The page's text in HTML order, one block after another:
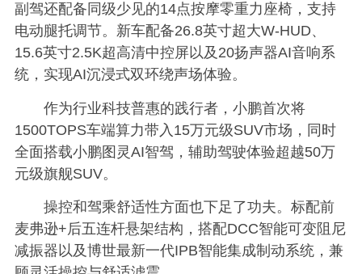
副驾还配备同级少见的14点按摩零重力座椅，支持
电动腿托调节。 新车配备26.8英寸超大W-HUD、
15.6英寸2.5K超高清中控屏以及20扬声器AI音响系
统，实现AI沉浸式双环绕声场体验。
作为行业科技普惠的践行者，小鹏首次将
1500TOPS车端算力带入15万元级SUV市场，同时
全面搭载小鹏图灵AI智驾，辅助驾驶体验超越50万
元级旗舰SUV。
操控和驾乘舒适性方面也下足了功夫。标配前
麦弗逊+后五连杆悬架结构，搭配DCC智能可变阻尼
减振器以及博世最新一代IPB智能集成制动系统，兼